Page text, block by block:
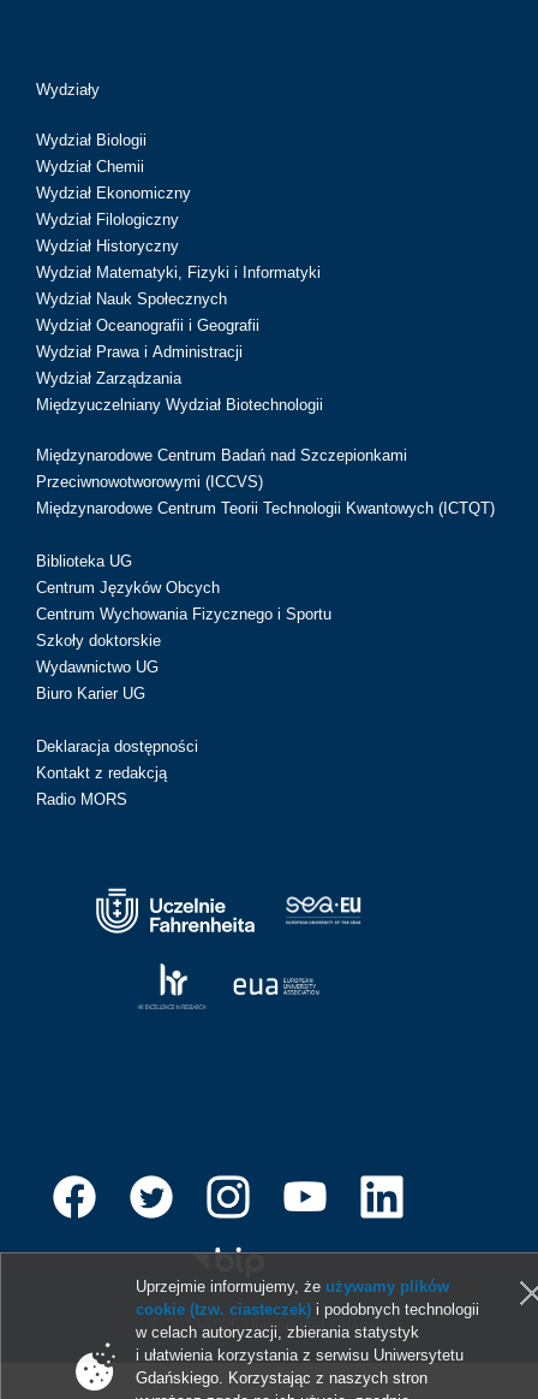
Wydziały
Wydział Biologii
Wydział Chemii
Wydział Ekonomiczny
Wydział Filologiczny
Wydział Historyczny
Wydział Matematyki, Fizyki i Informatyki
Wydział Nauk Społecznych
Wydział Oceanografii i Geografii
Wydział Prawa i Administracji
Wydział Zarządzania
Międzyuczelniany Wydział Biotechnologii
Międzynarodowe Centrum Badań nad Szczepionkami
Przeciwnowotworowymi (ICCVS)
Międzynarodowe Centrum Teorii Technologii Kwantowych (ICTQT)
Biblioteka UG
Centrum Języków Obcych
Centrum Wychowania Fizycznego i Sportu
Szkoły doktorskie
Wydawnictwo UG
Biuro Karier UG
Deklaracja dostępności
Kontakt z redakcją
Radio MORS
© 2013-2026 Uniwersytet Gdański
Uprzejmie informujemy, że używamy plików
cookie (tzw. ciasteczek) i podobnych technologii
w celach autoryzacji, zbierania statystyk
i ułatwienia korzystania z serwisu Uniwersytetu
Gdańskiego. Korzystając z naszych stron